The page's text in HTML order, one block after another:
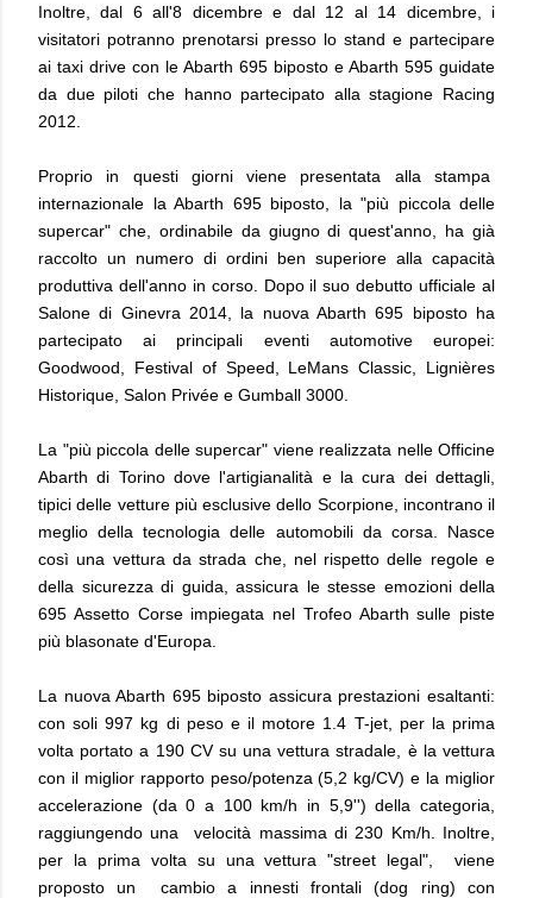
Inoltre, dal 6 all'8 dicembre e dal 12 al 14 dicembre, i
visitatori potranno prenotarsi presso lo stand e partecipare
ai taxi drive con le Abarth 695 biposto e Abarth 595 guidate
da due piloti che hanno partecipato alla stagione Racing
2012.
Proprio in questi giorni viene presentata alla stampa
internazionale la Abarth 695 biposto, la "più piccola delle
supercar" che, ordinabile da giugno di quest'anno, ha già
raccolto un numero di ordini ben superiore alla capacità
produttiva dell'anno in corso. Dopo il suo debutto ufficiale al
Salone di Ginevra 2014, la nuova Abarth 695 biposto ha
partecipato ai principali eventi automotive europei:
Goodwood, Festival of Speed, LeMans Classic, Lignières
Historique, Salon Privée e Gumball 3000.
La "più piccola delle supercar" viene realizzata nelle Officine
Abarth di Torino dove l'artigianalità e la cura dei dettagli,
tipici delle vetture più esclusive dello Scorpione, incontrano il
meglio della tecnologia delle automobili da corsa. Nasce
così una vettura da strada che, nel rispetto delle regole e
della sicurezza di guida, assicura le stesse emozioni della
695 Assetto Corse impiegata nel Trofeo Abarth sulle piste
più blasonate d'Europa.
La nuova Abarth 695 biposto assicura prestazioni esaltanti:
con soli 997 kg di peso e il motore 1.4 T-jet, per la prima
volta portato a 190 CV su una vettura stradale, è la vettura
con il miglior rapporto peso/potenza (5,2 kg/CV) e la miglior
accelerazione (da 0 a 100 km/h in 5,9'') della categoria,
raggiungendo una velocità massima di 230 Km/h. Inoltre,
per la prima volta su una vettura "street legal", viene
proposto un cambio a innesti frontali (dog ring) con